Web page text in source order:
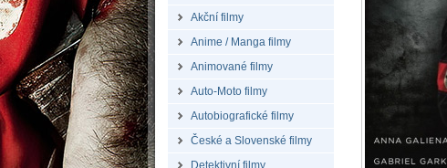
Akční filmy
Anime / Manga filmy
Animované filmy
Auto-Moto filmy
Autobiografické filmy
České a Slovenské filmy
Detektivní filmy